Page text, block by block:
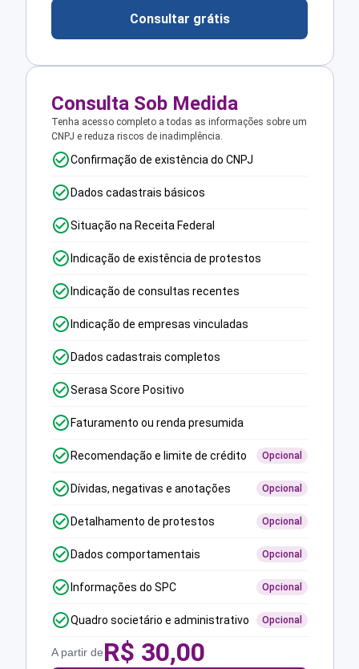
Consultar grátis
Consulta Sob Medida
Tenha acesso completo a todas as informações sobre um
CNPJ e reduza riscos de inadimplência.
Confirmação de existência do CNPJ
Dados cadastrais básicos
Situação na Receita Federal
Indicação de existência de protestos
Indicação de consultas recentes
Indicação de empresas vinculadas
Dados cadastrais completos
Serasa Score Positivo
Faturamento ou renda presumida
Recomendação e limite de crédito Opcional
Dívidas, negativas e anotações Opcional
Detalhamento de protestos Opcional
Dados comportamentais Opcional
Informações do SPC Opcional
Quadro societário e administrativo Opcional
A partir deR$ 30,00